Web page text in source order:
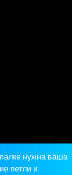
нужна ваша
петли и